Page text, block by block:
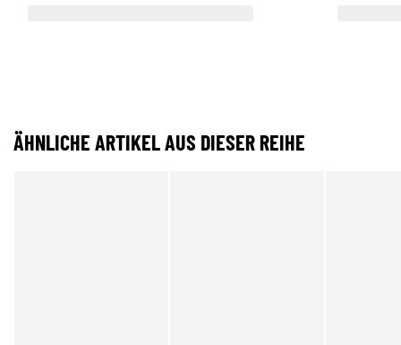
ÄHNLICHE ARTIKEL AUS DIESER REIHE